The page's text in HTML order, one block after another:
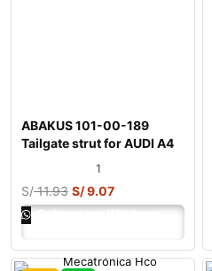
ABAKUS 101-00-189
Tailgate strut for AUDI A4
1
S/11.93 S/9.07
Ordenar por Whatsapp